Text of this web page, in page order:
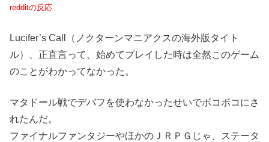
redditの反応
Lucifer’s Call（ノクターンマニアクスの海外版タイト
ル）、正直言って、始めてプレイした時は全然このゲーム
のことがわかってなかった。
マタドール戦でデバフを使わなかったせいでボコボコにさ
れたんだ。
ファイナルファンタジーやほかのＪＲＰＧじゃ、ステータ